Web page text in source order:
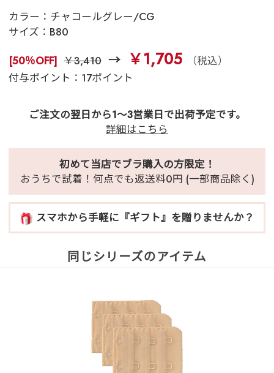
カラー： チャコールグレー/CG
サイズ： B80
[50％OFF] ￥3,410 ￥1,705
（税込）
付与ポイント：17ポイント
ご注文の翌日から1～3営業日で出荷予定です。
詳細はこちら
初めて当店でブラ購入の方限定！
おうちで試着！何点でも返送料0円 (一部商品除く)
スマホから手軽に『ギフト』を贈りませんか？
同じシリーズのアイテム